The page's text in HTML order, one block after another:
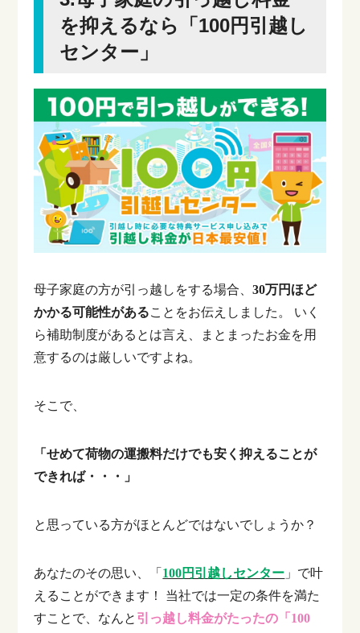
を抑えるなら「100円引越し
センター」
母子家庭の方が引っ越しをする場合、30万円ほど
かかる可能性があることをお伝えしました。
いく
ら補助制度があるとは言え、まとまったお金を用
意するのは厳しいですよね。
そこで、
「せめて荷物の運搬料だけでも安く抑えることが
できれば・・・」
と思っている方がほとんどではないでしょうか？
あなたのその思い、「 100円引越しセンター 」で叶
えることができます！
当社では一定の条件を満た
すことで、なんと 引っ越し料金がたったの「100